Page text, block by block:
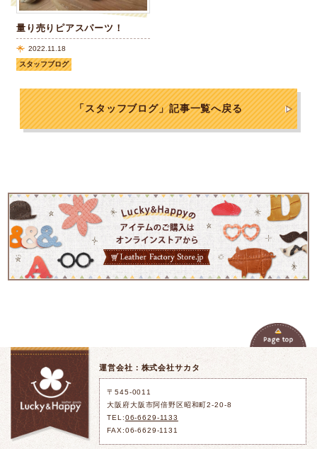
量り売りピアスパーツ！
2022.11.18
スタッフブログ
「スタッフブログ」記事一覧へ戻る
運営会社：株式会社サカタ
〒545-0011
大阪府大阪市阿倍野区昭和町2-20-8
TEL:06-6629-1133
FAX:06-6629-1131